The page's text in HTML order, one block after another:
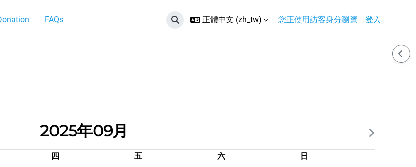
FAQs
切換搜尋輸入框
正體中文 ‎(zh_tw)‎ 您正使用訪客身分瀏覽 登入
開啟
2025年09月
星期四
四 星期五
五 星期六
六 星期日
日